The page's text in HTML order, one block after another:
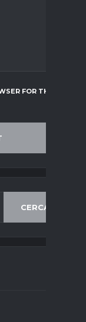
FOR THE
CERCA